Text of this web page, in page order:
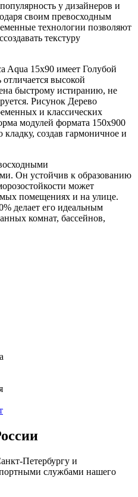
у дизайнеров и
своим превосходным
технологии позволяют
текстуру
Aqua 15x90 имеет Голубой
высокой
быстрому истиранию, не
Рисунок Дерево
и классических
модулей формата 150x900
создав гармоничное и
Он устойчив к образованию
может
помещениях и на улице.
делает его идеальным
комнат, бассейнов,
Петербургу и
службами нашего